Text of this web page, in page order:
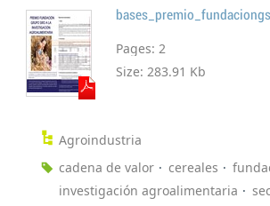
bases_premio_fundaciongs
Pages: 2
Size: 283.91 Kb
Agroindustria
cadena de valor
cereales
investigación agroalimentaria